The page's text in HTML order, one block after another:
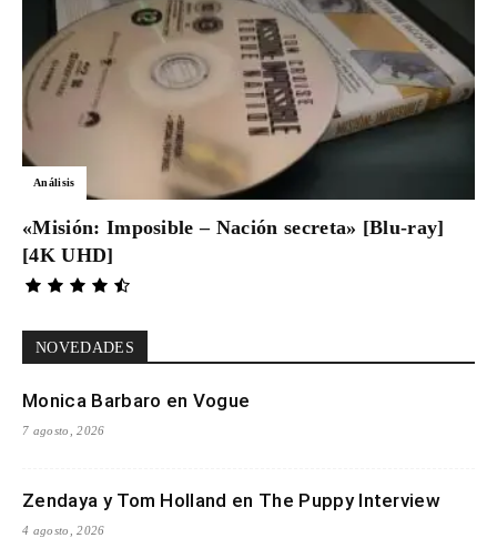
Análisis
«Misión: Imposible – Nación secreta» [Blu-ray]
[4K UHD]
NOVEDADES
Monica Barbaro en Vogue
7 agosto, 2026
Zendaya y Tom Holland en The Puppy Interview
4 agosto, 2026